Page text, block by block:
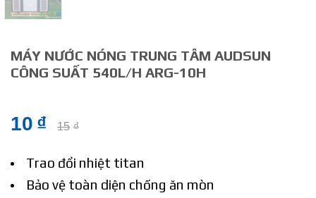
MÁY NƯỚC NÓNG TRUNG TÂM AUDSUN
CÔNG SUẤT 540L/H ARG-10H
10 ₫ 15 ₫
Trao đổi nhiệt titan
Bảo vệ toàn diện chống ăn mòn